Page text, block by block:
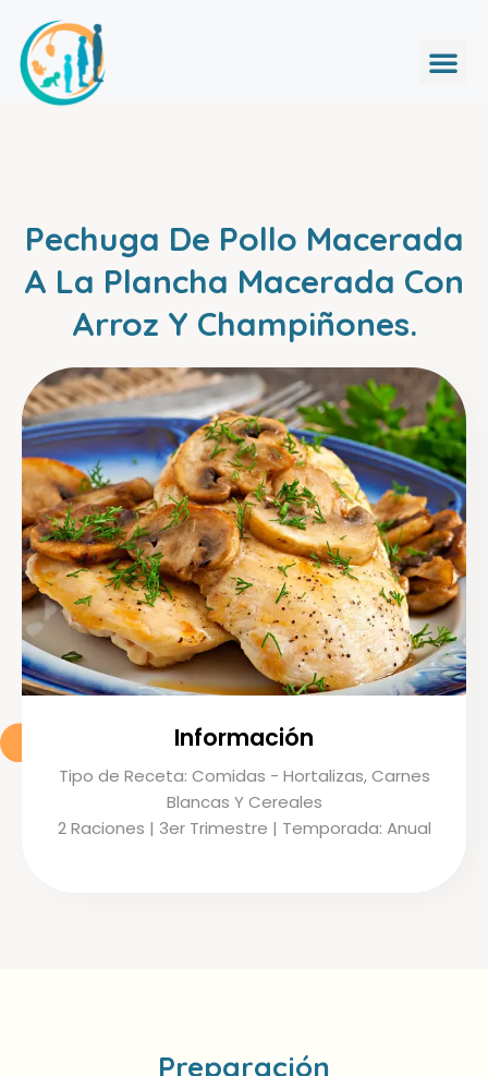
Pechuga De Pollo Macerada
A La Plancha Macerada Con
Arroz Y Champiñones.
Información
Tipo de Receta: Comidas - Hortalizas, Carnes
Blancas Y Cereales
2 Raciones | 3er Trimestre | Temporada: Anual
Preparación